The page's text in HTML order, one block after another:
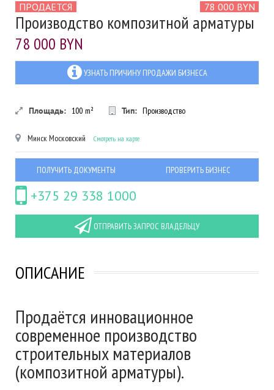
ПРОДАЕТСЯ 78 000 BYN
Производство композитной арматуры
78 000 BYN
УЗНАТЬ ПРИЧИНУ ПРОДАЖИ БИЗНЕСА
Площадь: 100 m² Тип: Производство
МинскМосковский Смотреть на карте
ПОЛУЧИТЬ ДОКУМЕНТЫ ПРОВЕРИТЬ БИЗНЕС
+375 29 338 1000
ОТПРАВИТЬ ЗАПРОС ВЛАДЕЛЬЦУ
ОПИСАНИЕ
Продаётся инновационное
современное производство
строительных материалов
(композитной арматуры).